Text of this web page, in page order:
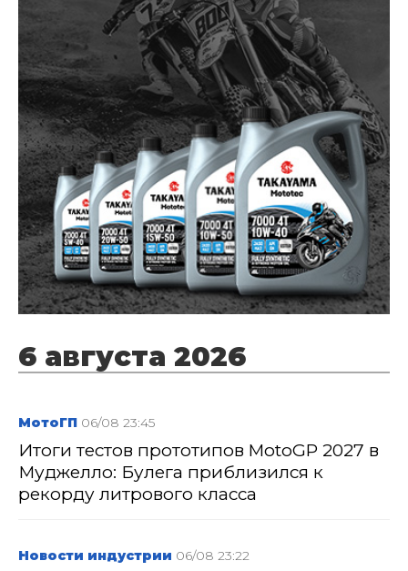
6 августа 2026
МотоГП 06/08 23:45
Итоги тестов прототипов MotoGP 2027 в
Муджелло: Булега приблизился к
рекорду литрового класса
Новости индустрии 06/08 23:22